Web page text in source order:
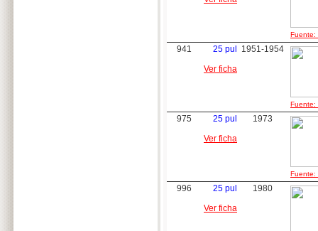
Fuente:
941
25 pul
Ver ficha
1951-1954
Fuente:
975
25 pul
Ver ficha
1973
Fuente:
996
25 pul
Ver ficha
1980